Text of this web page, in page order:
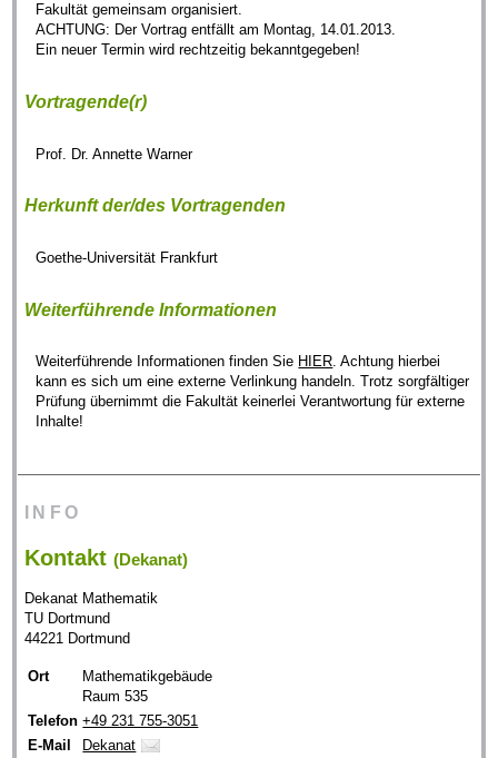
Fakultät gemeinsam organisiert.
ACHTUNG: Der Vortrag entfällt am Montag, 14.01.2013.
Ein neuer Termin wird rechtzeitig bekanntgegeben!
Vortragende(r)
Prof. Dr. Annette Warner
Herkunft der/des Vortragenden
Goethe-Universität Frankfurt
Weiterführende Informationen
Weiterführende Informationen finden Sie HIER. Achtung hierbei
kann es sich um eine externe Verlinkung handeln. Trotz sorgfältiger
Prüfung übernimmt die Fakultät keinerlei Verantwortung für externe
Inhalte!
INFO
Kontakt(Dekanat)
Dekanat Mathematik
TU Dortmund
44221 Dortmund
Ort
Mathematikgebäude
Raum 535
Telefon +49 231 755-3051
E-Mail
Dekanat